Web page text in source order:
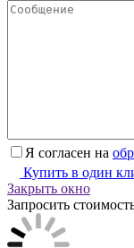
Я согласен на
Купить в один
Закрыть окно
Запросить